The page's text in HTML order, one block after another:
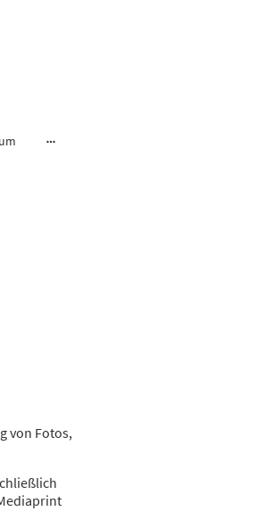
von Fotos,